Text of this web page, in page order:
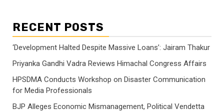
RECENT POSTS
‘Development Halted Despite Massive Loans’: Jairam Thakur
Priyanka Gandhi Vadra Reviews Himachal Congress Affairs
HPSDMA Conducts Workshop on Disaster Communication
for Media Professionals
BJP Alleges Economic Mismanagement, Political Vendetta